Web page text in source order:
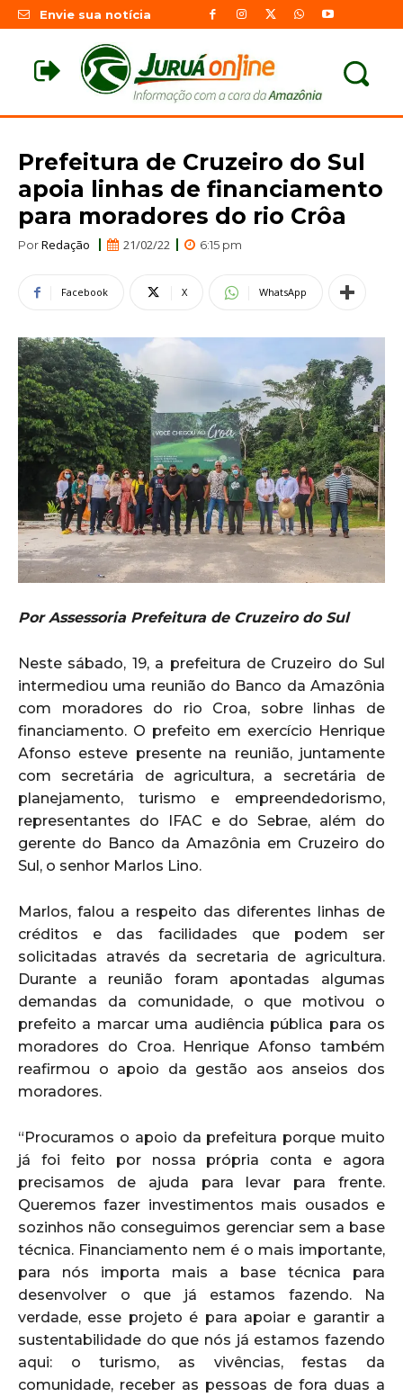
Envie sua notícia
Prefeitura de Cruzeiro do Sul
apoia linhas de financiamento
para moradores do rio Crôa
PorRedação 21/02/22 6:15 pm
Facebook X WhatsApp
Por Assessoria Prefeitura de Cruzeiro do Sul
Neste sábado, 19, a prefeitura de Cruzeiro do Sul
intermediou uma reunião do Banco da Amazônia
com moradores do rio Croa, sobre linhas de
financiamento. O prefeito em exercício Henrique
Afonso esteve presente na reunião, juntamente
com secretária de agricultura, a secretária de
planejamento, turismo e empreendedorismo,
representantes do IFAC e do Sebrae, além do
gerente do Banco da Amazônia em Cruzeiro do
Sul, o senhor Marlos Lino.
Marlos, falou a respeito das diferentes linhas de
créditos e das facilidades que podem ser
solicitadas através da secretaria de agricultura.
Durante a reunião foram apontadas algumas
demandas da comunidade, o que motivou o
prefeito a marcar uma audiência pública para os
moradores do Croa. Henrique Afonso também
reafirmou o apoio da gestão aos anseios dos
moradores.
“Procuramos o apoio da prefeitura porque muito
já foi feito por nossa própria conta e agora
precisamos de ajuda para levar para frente.
Queremos fazer investimentos mais ousados e
sozinhos não conseguimos gerenciar sem a base
técnica. Financiamento nem é o mais importante,
para nós importa mais a base técnica para
desenvolver o que já estamos fazendo. Na
verdade, esse projeto é para apoiar e garantir a
sustentabilidade do que nós já estamos fazendo
aqui: o turismo, as vivências, festas da
comunidade, receber as pessoas de fora duas a